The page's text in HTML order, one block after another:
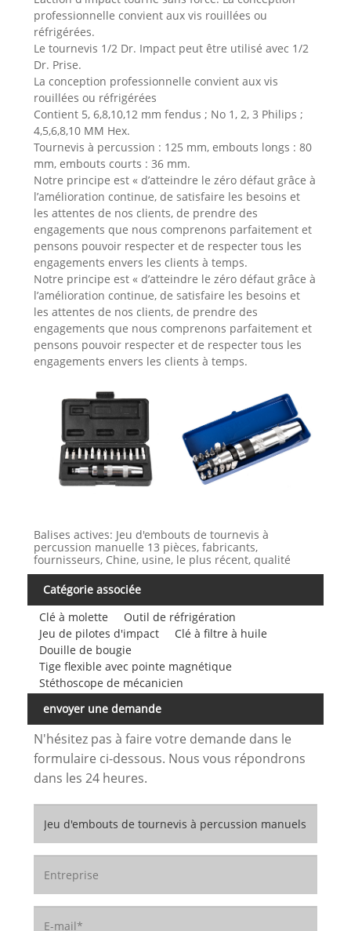
professionnelle convient aux vis rouillées ou
réfrigérées.
Le tournevis 1/2 Dr. Impact peut être utilisé avec 1/2
Dr. Prise.
La conception professionnelle convient aux vis
rouillées ou réfrigérées
Contient 5, 6,8,10,12 mm fendus ; No 1, 2, 3 Philips ;
4,5,6,8,10 MM Hex.
Tournevis à percussion : 125 mm, embouts longs : 80
mm, embouts courts : 36 mm.
Notre principe est « d’atteindre le zéro défaut grâce à
l’amélioration continue, de satisfaire les besoins et
les attentes de nos clients, de prendre des
engagements que nous comprenons parfaitement et
pensons pouvoir respecter et de respecter tous les
engagements envers les clients à temps.
Notre principe est « d’atteindre le zéro défaut grâce à
l’amélioration continue, de satisfaire les besoins et
les attentes de nos clients, de prendre des
engagements que nous comprenons parfaitement et
pensons pouvoir respecter et de respecter tous les
engagements envers les clients à temps.
Balises actives: Jeu d'embouts de tournevis à
percussion manuelle 13 pièces, fabricants,
fournisseurs, Chine, usine, le plus récent, qualité
Catégorie associée
Clé à molette
Outil de réfrigération
Jeu de pilotes d'impact
Clé à filtre à huile
Douille de bougie
Tige flexible avec pointe magnétique
Stéthoscope de mécanicien
envoyer une demande
N'hésitez pas à faire votre demande dans le
formulaire ci-dessous. Nous vous répondrons
dans les 24 heures.